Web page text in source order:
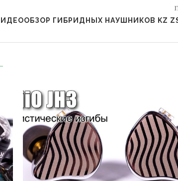
ГИБРИДНЫХ НАУШНИКОВ KZ